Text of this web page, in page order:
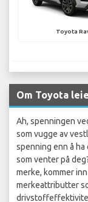
Toyota
Om Toyota
Ah, spenningen
som vugge av
spenning enn å
som venter på
merke, kommer
merkeattributter